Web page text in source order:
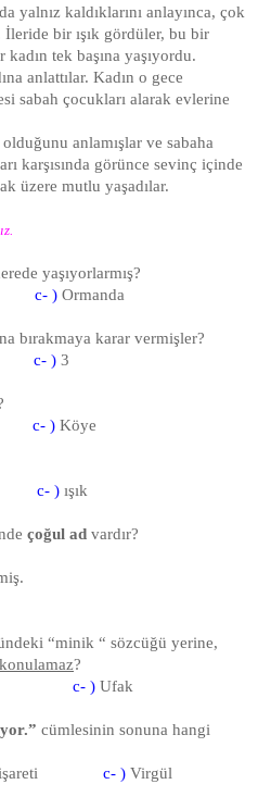
yalnız kaldıklarını anlayınca, çok
bir ışık gördüler, bu bir
tek başına yaşıyordu.
anlattılar. Kadın o gece
sabah çocukları alarak evlerine
anlamışlar ve sabaha
karşısında görünce sevinç içinde
üzere mutlu yaşadılar.
yaşıyorlarmış?
c- ) Ormanda
bırakmaya karar vermişler?
c- ) 3
c- ) Köye
c- ) ışık
çoğul ad vardır?
“minik “ sözcüğü yerine,
konulamaz?
c- ) Ufak
cümlesinin sonuna hangi
işareti c- ) Virgül